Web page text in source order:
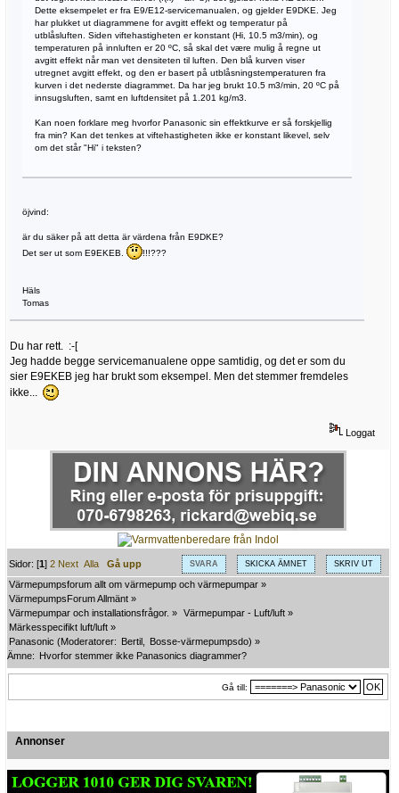
Dette eksempelet er fra E9/E12-servicemanualen, og gjelder E9DKE. Jeg
har plukket ut diagrammene for avgitt effekt og temperatur på
utblåsluften. Siden viftehastigheten er konstant (Hi, 10.5 m3/min), og
temperaturen på innluften er 20 ºC, så skal det være mulig å regne ut
avgitt effekt når man vet densiteten til luften. Den blå kurven viser
utregnet avgitt effekt, og den er basert på utblåsningstemperaturen fra
kurven i det nederste diagrammet. Da har jeg brukt 10.5 m3/min, 20 ºC på
innsugsluften, samt en luftdensitet på 1.201 kg/m3.
Kan noen forklare meg hvorfor Panasonic sin effektkurve er så forskjellig
fra min? Kan det tenkes at viftehastigheten ikke er konstant likevel, selv
om det står "Hi" i teksten?
öjvind:
är du säker på att detta är värdena från E9DKE?
Det ser ut som E9EKEB.
!!!???
Häls
Tomas
Du har rett. :-[
Jeg hadde begge servicemanualene oppe samtidig, og det er som du
sier E9EKEB jeg har brukt som eksempel. Men det stemmer fremdeles
ikke...
Loggat
SVARA SKICKA ÄMNET SKRIV UT
Sidor: [1]2 Next Alla
Gå upp
Värmepumpsforum allt om värmepump och värmepumpar »
VärmepumpsForum Allmänt »
Värmepumpar och installationsfrågor. » Värmepumpar - Luft/luft »
Märkesspecifikt luft/luft »
Panasonic (Moderatorer: Bertil Bosse-värmepumpsdo) »
Ämne:
Hvorfor stemmer ikke Panasonics diagrammer?
Gå till:
Annonser